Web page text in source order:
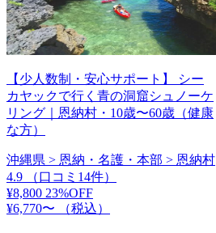
【少人数制・安心サポート】 シー
カヤックで行く青の洞窟シュノーケ
リング｜恩納村・10歳〜60歳（健康
な方）
沖縄県 > 恩納・名護・本部 > 恩納村
4.9
（口コミ14件）
¥8,800 23%OFF
¥6,770〜
（税込）